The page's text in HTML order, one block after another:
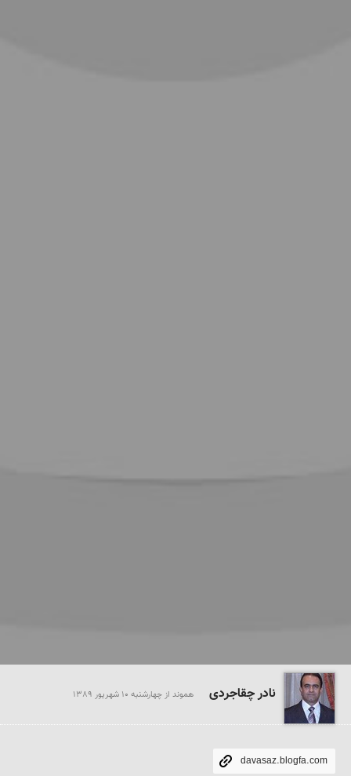
نادر چقاجردی هموند از چهارشنبه 10 شهريور 1389
davasaz.blogfa.com